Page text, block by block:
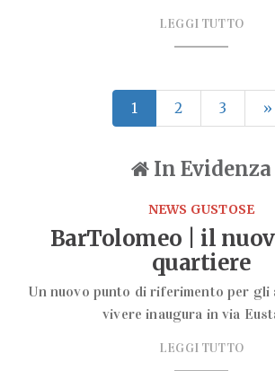
LEGGI TUTTO
1 2 3 »
In Evidenza
NEWS GUSTOSE
BarTolomeo | il
quartiere
Un nuovo punto di riferimento per gli
vivere inaugura in via
LEGGI TUTTO